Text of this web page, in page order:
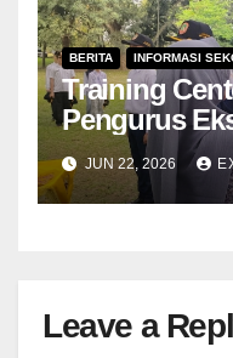
BERITA INFORMASI
Training
Pengurus
Paskibra
Utara Tahun
Khidmat di
JUN 22, 2026
Leave a